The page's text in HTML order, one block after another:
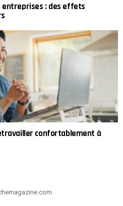
: des effets
confortablement à